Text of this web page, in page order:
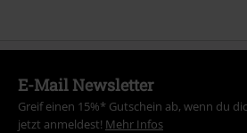
E-Mail Newsletter
Greif einen 15%* Gutschein ab, wenn du
jetzt anmeldest! Mehr Infos